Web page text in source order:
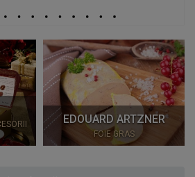
EDOUARD ARTZNER
FOIE GRAS